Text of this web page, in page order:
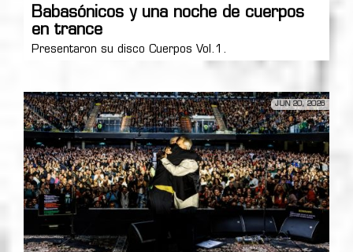
Babasónicos y una noche de cuerpos
en trance
Presentaron su disco Cuerpos Vol.1.
JUN 20, 2026